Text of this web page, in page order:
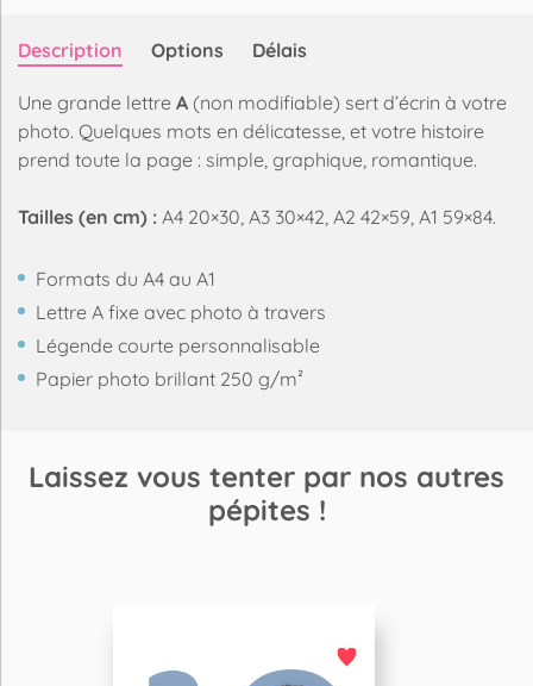
Description Options Délais
Une grande lettre A (non modifiable) sert d’écrin à votre
photo. Quelques mots en délicatesse, et votre histoire
prend toute la page : simple, graphique, romantique.
Tailles (en cm) : A4 20×30, A3 30×42, A2 42×59, A1 59×84.
Formats du A4 au A1
Lettre A fixe avec photo à travers
Légende courte personnalisable
Papier photo brillant 250 g/m²
Laissez vous tenter par nos autres
pépites !